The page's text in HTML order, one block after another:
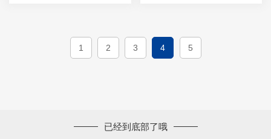
1 2 3 4 5
已经到底部了哦